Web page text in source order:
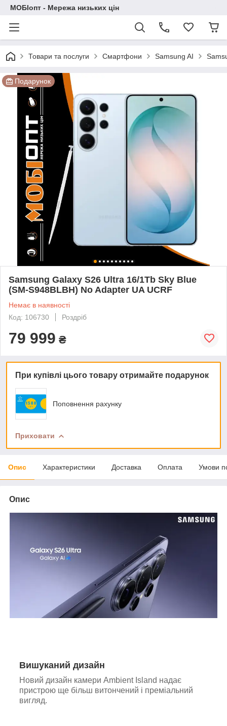
МОБІопт - Мережа низьких цін
Товари та послуги Смартфони Samsung AI
Подарунок
Samsung Galaxy S26 Ultra 16/1Tb Sky Blue
(SM-S948BLBH) No Adapter UA UCRF
Немає в наявності
Код: 106730
Роздріб
79 999 ₴
При купівлі цього товару отримайте подарунок
Поповнення рахунку
Приховати
Опис Характеристики Доставка Оплата Умови
Опис
Вишуканий дизайн
Новий дизайн камери Ambient Island надає
пристрою ще більш витончений і преміальний
вигляд.